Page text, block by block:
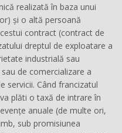
realizată în baza unui
și o altă persoană
contract (contract de
dreptul de exploatare a
industrială sau
de comercializare a
servicii. Când francizatul
plăti o taxă de intrare în
anuale (de multe ori,
sub promisiunea